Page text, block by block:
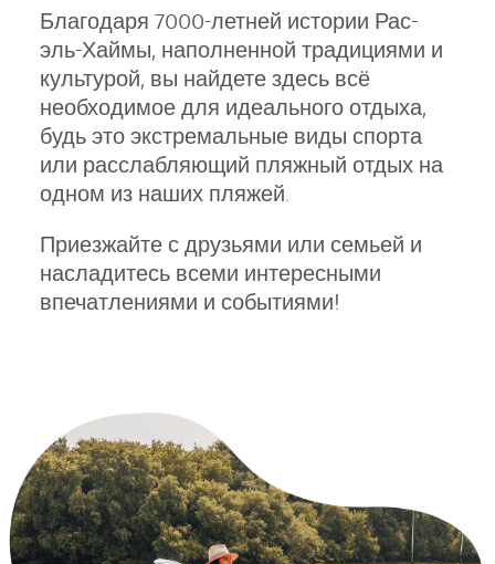
Благодаря 7000-летней истории Рас-
эль-Хаймы, наполненной традициями и
культурой, вы найдете здесь всё
необходимое для идеального отдыха,
будь это экстремальные виды спорта
или расслабляющий пляжный отдых на
одном из наших пляжей.
Приезжайте с друзьями или семьей и
насладитесь всеми интересными
впечатлениями и событиями!